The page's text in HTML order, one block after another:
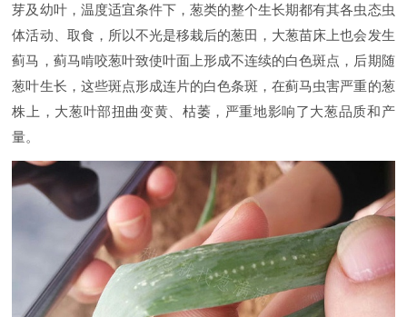
芽及幼叶，温度适宜条件下，葱类的整个生长期都有其各虫态虫
体活动、取食，所以不光是移栽后的葱田，大葱苗床上也会发生
蓟马，蓟马啃咬葱叶致使叶面上形成不连续的白色斑点，后期随
葱叶生长，这些斑点形成连片的白色条斑，在蓟马虫害严重的葱
株上，大葱叶部扭曲变黄、枯萎，严重地影响了大葱品质和产
量。